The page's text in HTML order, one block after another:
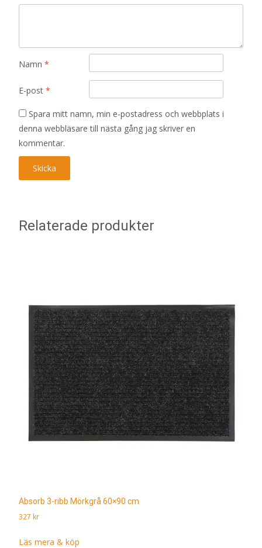
Namn *
E-post *
Spara mitt namn, min e-postadress och webbplats i
denna webbläsare till nästa gång jag skriver en
kommentar.
Relaterade produkter
Absorb 3-ribb Mörkgrå 60×90 cm
327 kr
Läs mera & köp